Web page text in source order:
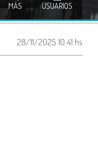
USUARIOS
MÁS
28/11/2025 10:41 hs